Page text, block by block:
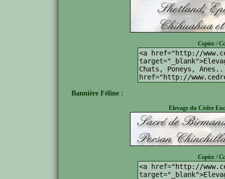
Copiez /
Bannière Féline :
Elevage du Cèdre
Copiez /